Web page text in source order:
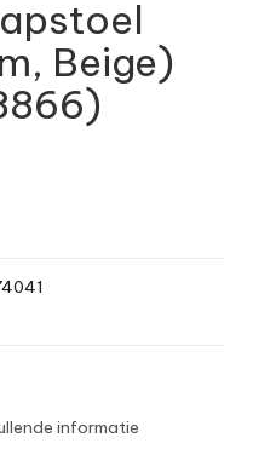
Beige)
informatie